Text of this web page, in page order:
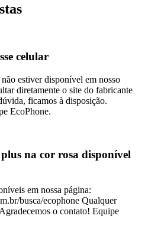
celular
estiver disponível em nosso
diretamente o site do fabricante
ficamos à disposição.
EcoPhone.
na cor rosa disponível
em nossa página:
busca/ecophone Qualquer
o contato! Equipe